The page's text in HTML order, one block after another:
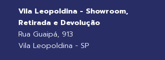
Vila Leopoldina - Showroom,
Retirada e Devolução
Rua Guaipá, 913
Vila Leopoldina - SP